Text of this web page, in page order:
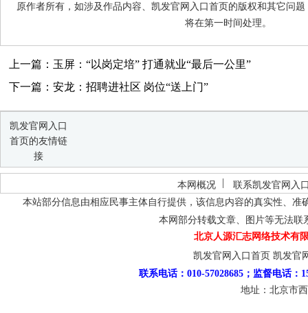
原作者所有，如涉及作品内容、凯发官网入口首页的版权和其它问
将在第一时间处理。
上一篇：玉屏：“以岗定培” 打通就业“最后一公里”
下一篇：安龙：招聘进社区 岗位“送上门”
凯发官网入口
首页的友情链
接
本网概况
联系凯发官网入
本站部分信息由相应民事主体自行提供，该信息内容的真实性、准
本网部分转载文章、图片等无法
北京人源汇志网络技术有
凯发官网入口首页 凯发官
联系电话：010-57028685；监督电话：
地址：北京市